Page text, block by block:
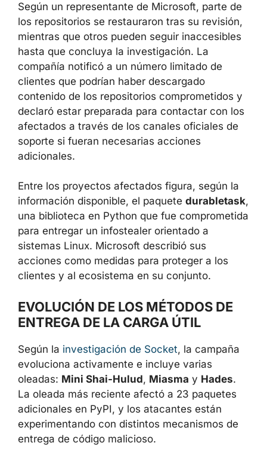
Según un representante de Microsoft, parte
de los repositorios se restauraron tras su
revisión, mientras que otros pueden seguir
inaccesibles hasta que concluya la
investigación. La compañía notificó a un
número limitado de clientes que podrían haber
descargado contenido de los repositorios
comprometidos y declaró estar preparada
para contactar con los afectados a través de
los canales oficiales de soporte si fueran
Entre los proyectos afectados figura, según la
información disponible, el paquete
durabletask, una biblioteca en Python que
fue comprometida para entregar un
infostealer orientado a sistemas Linux.
Microsoft describió sus acciones como
ecosistema en su conjunto.
ENTREGA DE LA CARGA ÚTIL
Según lainvestigación de Socket, la campaña
evoluciona activamente e incluye varias
oleadas:Mini Shai-Hulud ,MiasmayHades
La oleada más reciente afectó a 23 paquetes
adicionales en PyPI, y los atacantes están